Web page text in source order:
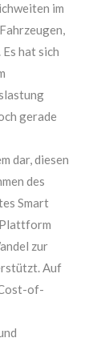
im
hat sich
gerade
dar, diesen
des
Smart
zur
Auf
of-